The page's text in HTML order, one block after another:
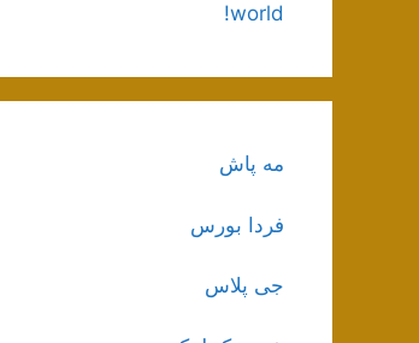
world!
مه پاش
فردا بورس
جی پلاس